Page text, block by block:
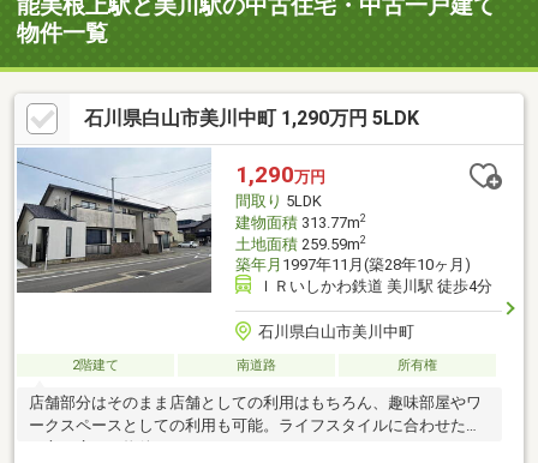
物件一覧
石川県白山市美川中町 1,290万円 5LDK
1,290万円
間取り 5LDK
建物面積313.77m2
土地面積259.59m2
築年月 1997年11月(築28年10ヶ月)
ＩＲいしかわ鉄道 美川駅 徒歩4分
石川県白山市美川中町
2階建て 南道路 所有権
店舗部分はそのまま店舗としての利用はもちろん、趣味部屋やワ
ークスペースとしての利用も可能。ライフスタイルに合わせた使